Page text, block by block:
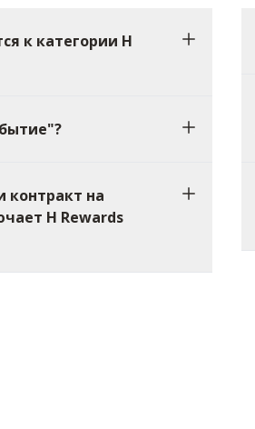
к категории H
контракт на
H Rewards